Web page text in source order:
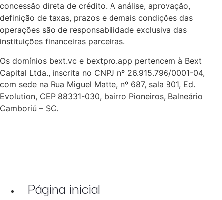
concessão direta de crédito. A análise, aprovação,
definição de taxas, prazos e demais condições das
operações são de responsabilidade exclusiva das
instituições financeiras parceiras.
Os domínios bext.vc e bextpro.app pertencem à Bext
Capital Ltda., inscrita no CNPJ nº 26.915.796/0001-04,
com sede na Rua Miguel Matte, nº 687, sala 801, Ed.
Evolution, CEP 88331-030, bairro Pioneiros, Balneário
Camboriú – SC.
Página inicial